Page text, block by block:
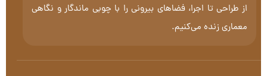
از طراحی تا اجرا، فضاهای بیرونی را با چوبی ماندگار و نگاهی
معماری زنده می‌کنیم.